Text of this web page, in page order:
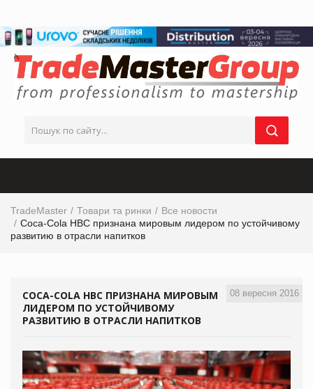
TradeMaster Товари та ринки
Все новости
Coca-Cola HBC признана мировым лидером по устойчивому
развитию в отрасли напитков
08 вересня 2016
COCA-COLA HBC ПРИЗНАНА МИРОВЫМ
ЛИДЕРОМ ПО УСТОЙЧИВОМУ
РАЗВИТИЮ В ОТРАСЛИ НАПИТКОВ